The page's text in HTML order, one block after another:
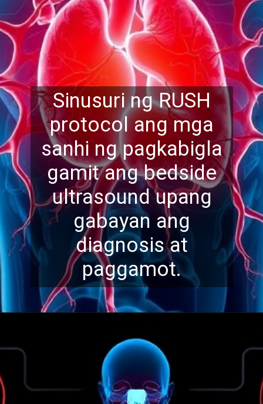
Sinusuri ng RUSH
protocol ang mga
sanhi ng pagkabigla
gamit ang bedside
ultrasound upang
gabayan ang
diagnosis at
paggamot.